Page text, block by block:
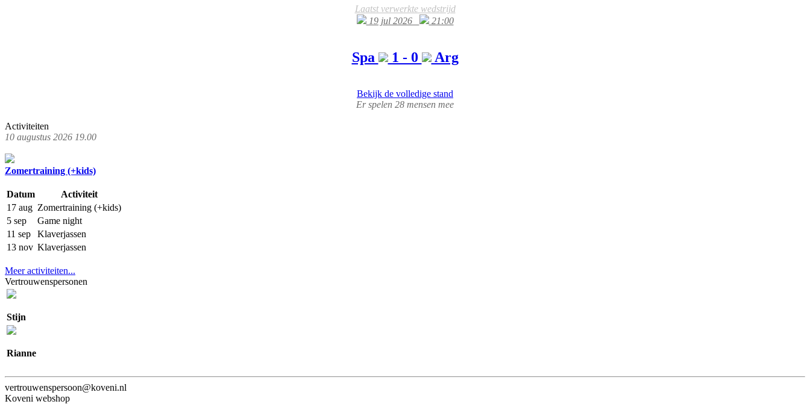
Laatst verwerkte wedstrijd
19 jul 2026
21:00
Spa 1 - 0 Arg
Bekijk de volledige stand
Er spelen 28 mensen mee
Activiteiten
10 augustus 2026 19.00
Zomertraining (+kids)
Datum
Activiteit
17 aug Zomertraining (+kids)
5 sep
Game night
11 sep
Klaverjassen
13 nov Klaverjassen
Meer activiteiten...
Vertrouwenspersonen
Stijn
Rianne
vertrouwenspersoon@koveni.nl
Koveni webshop